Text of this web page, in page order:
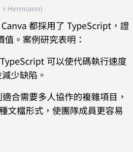
r Herrmann)
都採用了 TypeScript，證
。案例研究表明：
可以使代碼執行速度
少缺陷。
合需要多人協作的複雜項目，
文檔形式，使團隊成員更容易